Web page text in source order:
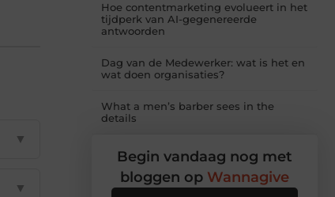
▼
▼
Hoe contentmarketing evolueert in het
tijdperk van AI-gegenereerde
antwoorden
Dag van de Medewerker: wat is het en
wat doen organisaties?
What a men’s barber sees in the
details
Begin vandaag nog met
bloggen op Wannagive